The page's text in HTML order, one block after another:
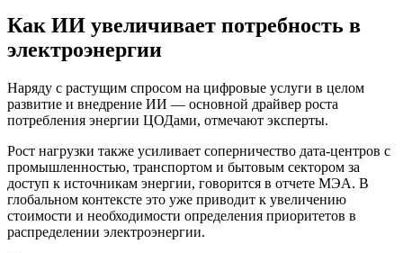
Как ИИ увеличивает потребность в
электроэнергии
Наряду с растущим спросом на цифровые услуги в целом
развитие и внедрение ИИ — основной драйвер роста
потребления энергии ЦОДами, отмечают эксперты.
Рост нагрузки также усиливает соперничество дата-центров с
промышленностью, транспортом и бытовым сектором за
доступ к источникам энергии, говорится в отчете МЭА. В
глобальном контексте это уже приводит к увеличению
стоимости и необходимости определения приоритетов в
распределении электроэнергии.